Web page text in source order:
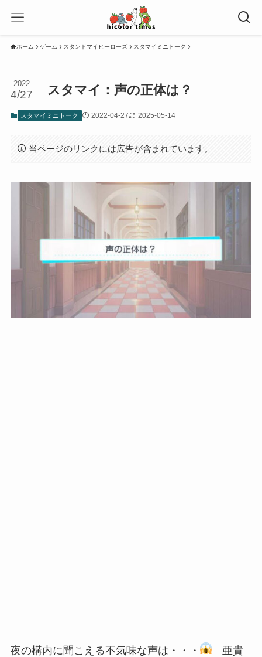
ホーム ゲーム スタンドマイヒーローズ スタマイミニトーク
スタマイ：声の正体は？
2022
4/27
スタマイミニトーク 2022-04-27 2025-05-14
当ページのリンクには広告が含まれています。
夜の構内に聞こえる不気味な声は・・・
亜貴